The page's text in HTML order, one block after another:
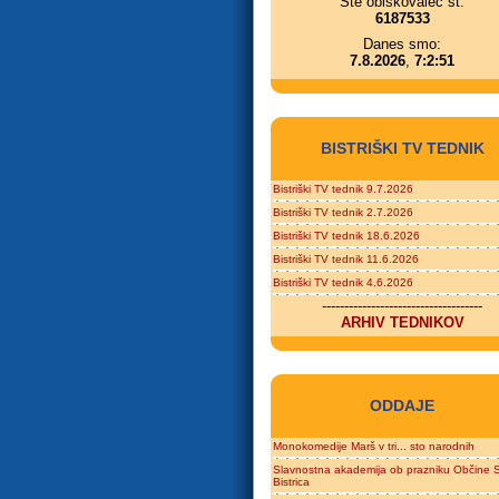
6187533
Danes smo:
7.8.2026, 7:2:51
BISTRIŠKI TV TEDNIK
Bistriški TV tednik 9.7.2026
Bistriški TV tednik 2.7.2026
Bistriški TV tednik 18.6.2026
Bistriški TV tednik 11.6.2026
Bistriški TV tednik 4.6.2026
------------------------------------
ARHIV TEDNIKOV
ODDAJE
Monokomedije Marš v tri... sto narodnih
Slavnostna akademija ob prazniku Občine
Bistrica